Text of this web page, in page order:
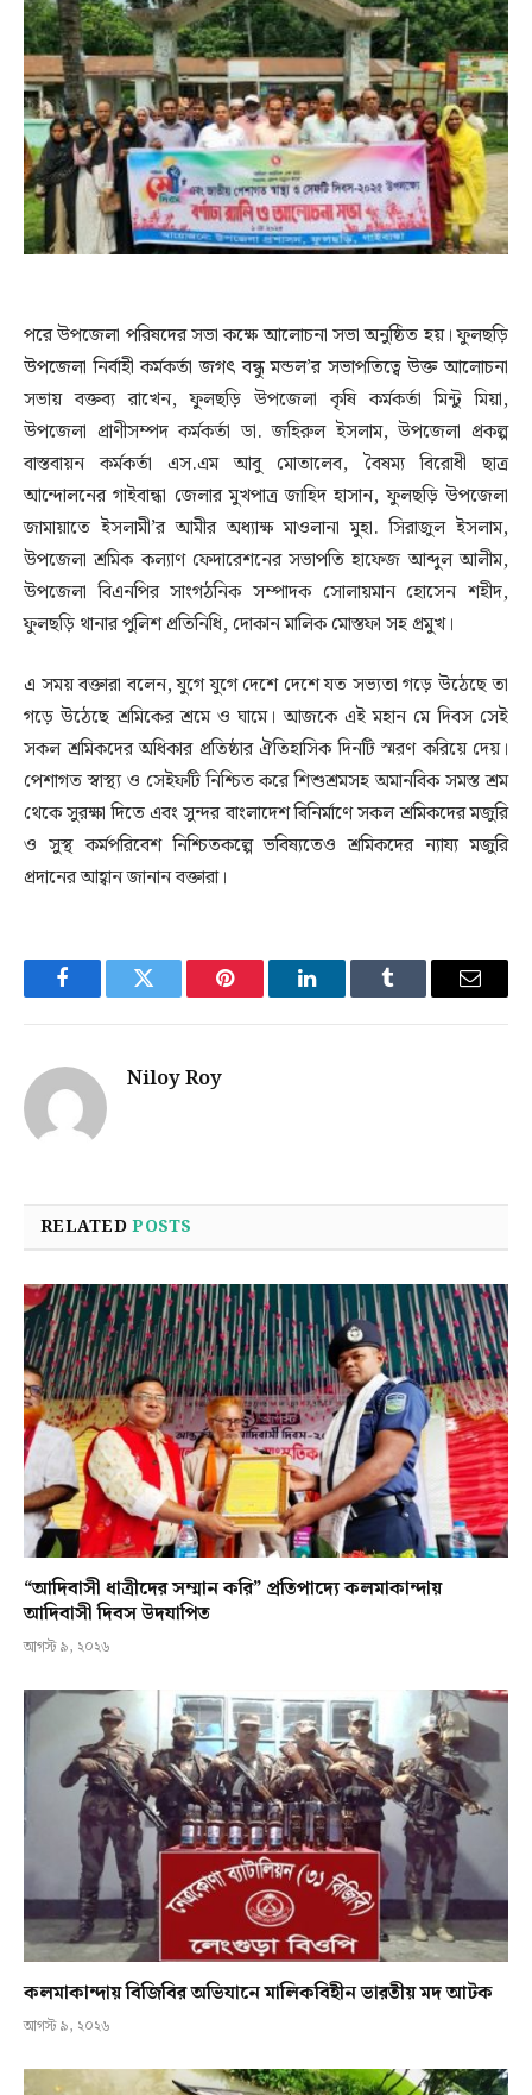
পরে উপজেলা পরিষদের সভা কক্ষে আলোচনা সভা অনুষ্ঠিত হয়। ফুলছড়ি
উপজেলা নির্বাহী কর্মকর্তা জগৎ বন্ধু মন্ডল’র সভাপতিত্বে উক্ত আলোচনা
সভায় বক্তব্য রাখেন, ফুলছড়ি উপজেলা কৃষি কর্মকর্তা মিন্টু মিয়া,
উপজেলা প্রাণীসম্পদ কর্মকর্তা ডা. জহিরুল ইসলাম, উপজেলা প্রকল্প
বাস্তবায়ন কর্মকর্তা এস.এম আবু মোতালেব, বৈষম্য বিরোধী ছাত্র
আন্দোলনের গাইবান্ধা জেলার মুখপাত্র জাহিদ হাসান, ফুলছড়ি উপজেলা
জামায়াতে ইসলামী’র আমীর অধ্যাক্ষ মাওলানা মুহা. সিরাজুল ইসলাম,
উপজেলা শ্রমিক কল্যাণ ফেদারেশনের সভাপতি হাফেজ আব্দুল আলীম,
উপজেলা বিএনপির সাংগঠনিক সম্পাদক সোলায়মান হোসেন শহীদ,
ফুলছড়ি থানার পুলিশ প্রতিনিধি, দোকান মালিক মোস্তফা সহ প্রমুখ।
এ সময় বক্তারা বলেন, যুগে যুগে দেশে দেশে যত সভ্যতা গড়ে উঠেছে তা
গড়ে উঠেছে শ্রমিকের শ্রমে ও ঘামে। আজকে এই মহান মে দিবস সেই
সকল শ্রমিকদের অধিকার প্রতিষ্ঠার ঐতিহাসিক দিনটি স্মরণ করিয়ে দেয়।
পেশাগত স্বাস্থ্য ও সেইফটি নিশ্চিত করে শিশুশ্রমসহ অমানবিক সমস্ত শ্রম
থেকে সুরক্ষা দিতে এবং সুন্দর বাংলাদেশ বিনির্মাণে সকল শ্রমিকদের মজুরি
ও সুস্থ কর্মপরিবেশ নিশ্চিতকল্পে ভবিষ্যতেও শ্রমিকদের ন্যায্য মজুরি
প্রদানের আহ্বান জানান বক্তারা।
FacebookTwitter Pinterest LinkedInTumblr Email
Niloy Roy
RELATEDPOSTS
“আদিবাসী ধাত্রীদের সম্মান করি” প্রতিপাদ্যে কলমাকান্দায়
আদিবাসী দিবস উদযাপিত
আগস্ট ৯, ২০২৬
কলমাকান্দায় বিজিবির অভিযানে মালিকবিহীন ভারতীয় মদ আটক
আগস্ট ৯, ২০২৬